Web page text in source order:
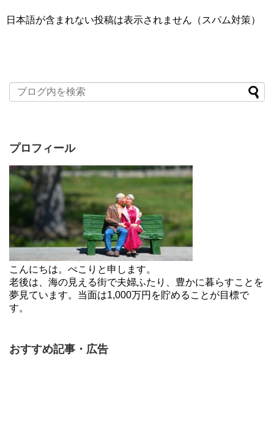
日本語が含まれない投稿は表示されません（スパム対策）
プロフィール
こんにちは。ぺこりと申します。
老後は、海の見える街で夫婦ふたり、豊かに暮らすことを
夢見ています。当面は1,000万円を貯めることが目標で
す。
おすすめ記事・広告